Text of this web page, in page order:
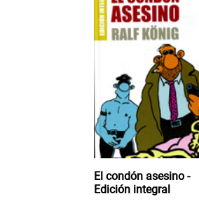
El condón asesino -
Edición integral